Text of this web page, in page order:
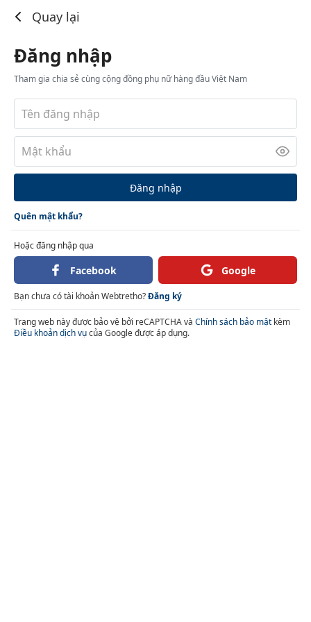
Quay lại
Đăng nhập
Tham gia chia sẻ cùng cộng đồng phụ nữ hàng đầu Việt Nam
Đăng nhập
Quên mật khẩu?
Hoặc đăng nhập qua
Facebook Google
Bạn chưa có tài khoản Webtretho?Đăng ký
Trang web này được bảo vệ bởi reCAPTCHA và Chính sách bảo mật kèm
Điều khoản dịch vụcủa Google được áp dụng.